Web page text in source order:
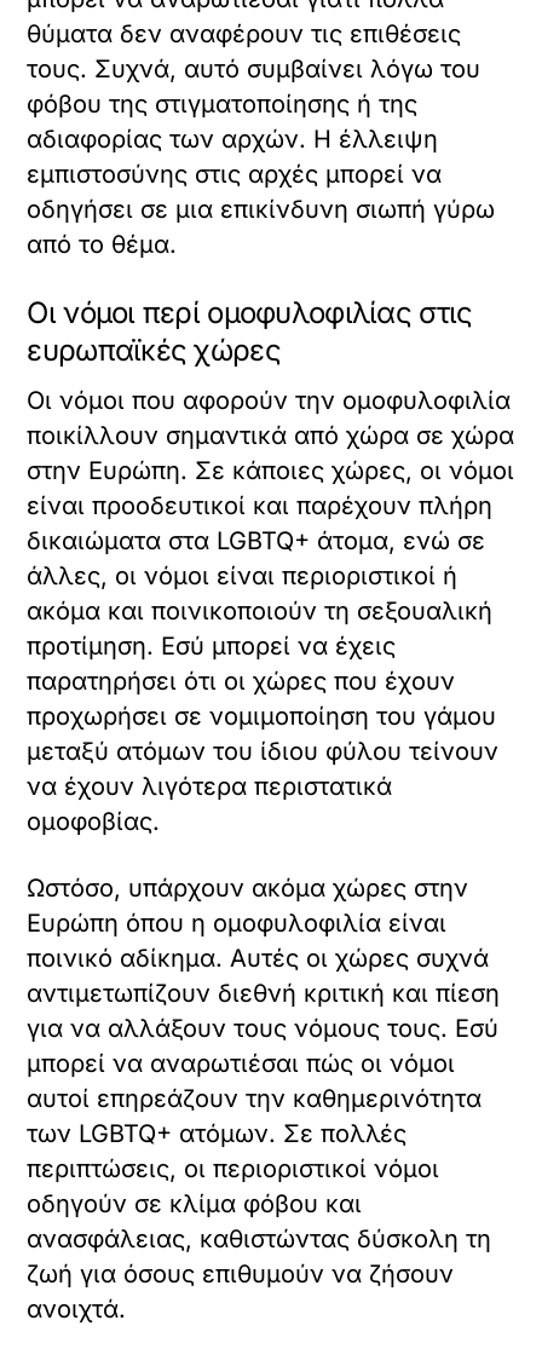
θύματα δεν αναφέρουν τις επιθέσεις
τους. Συχνά, αυτό συμβαίνει λόγω του
φόβου της στιγματοποίησης ή της
αδιαφορίας των αρχών. Η έλλειψη
εμπιστοσύνης στις αρχές μπορεί να
οδηγήσει σε μια επικίνδυνη σιωπή γύρω
από το θέμα.
Οι νόμοι περί ομοφυλοφιλίας στις
ευρωπαϊκές χώρες
Οι νόμοι που αφορούν την ομοφυλοφιλία
ποικίλλουν σημαντικά από χώρα σε χώρα
στην Ευρώπη. Σε κάποιες χώρες, οι νόμοι
είναι προοδευτικοί και παρέχουν πλήρη
δικαιώματα στα LGBTQ+ άτομα, ενώ σε
άλλες, οι νόμοι είναι περιοριστικοί ή
ακόμα και ποινικοποιούν τη σεξουαλική
προτίμηση. Εσύ μπορεί να έχεις
παρατηρήσει ότι οι χώρες που έχουν
προχωρήσει σε νομιμοποίηση του γάμου
μεταξύ ατόμων του ίδιου φύλου τείνουν
να έχουν λιγότερα περιστατικά
ομοφοβίας.
Ωστόσο, υπάρχουν ακόμα χώρες στην
Ευρώπη όπου η ομοφυλοφιλία είναι
ποινικό αδίκημα. Αυτές οι χώρες συχνά
αντιμετωπίζουν διεθνή κριτική και πίεση
για να αλλάξουν τους νόμους τους. Εσύ
μπορεί να αναρωτιέσαι πώς οι νόμοι
αυτοί επηρεάζουν την καθημερινότητα
των LGBTQ+ ατόμων. Σε πολλές
περιπτώσεις, οι περιοριστικοί νόμοι
οδηγούν σε κλίμα φόβου και
ανασφάλειας, καθιστώντας δύσκολη τη
ζωή για όσους επιθυμούν να ζήσουν
ανοιχτά.